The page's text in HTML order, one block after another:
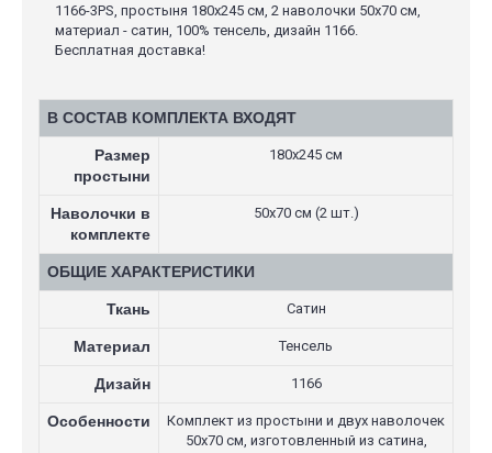
1166-3PS, простыня 180х245 см, 2 наволочки 50х70 см,
материал - сатин, 100% тенсель, дизайн 1166.
Бесплатная доставка!
В СОСТАВ КОМПЛЕКТА ВХОДЯТ
Размер
простыни
180х245 см
Наволочки в
комплекте
50х70 см (2 шт.)
ОБЩИЕ ХАРАКТЕРИСТИКИ
Ткань Сатин
Материал Тенсель
Дизайн 1166
Особенности
Комплект из простыни и двух наволочек
50х70 см, изготовленный из сатина,